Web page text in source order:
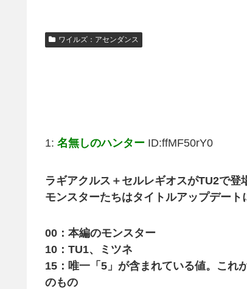
ワイルズ：アセンダンス
1: 名無しのハンター ID:ffMF50rY0
ラギアクルス＋セルレギオスがTU2で
モンスターたちはタイトルアップデー
00：本編のモンスター
10：TU1、ミツネ
15：唯一「5」が含まれている値。これ
のもの